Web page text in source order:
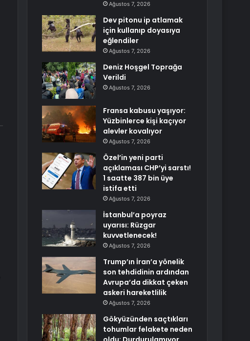
Ağustos 7, 2026
Dev pitonu ip atlamak
için kullanıp doyasıya
eğlendiler
Ağustos 7, 2026
Deniz Hoşgel Toprağa
Verildi
Ağustos 7, 2026
Fransa kabusu yaşıyor:
Yüzbinlerce kişi kaçıyor
alevler kovalıyor
Ağustos 7, 2026
Özel’in yeni parti
açıklaması CHP’yi sarstı!
1 saatte 387 bin üye
istifa etti
Ağustos 7, 2026
İstanbul’a poyraz
uyarısı: Rüzgar
kuvvetlenecek!
Ağustos 7, 2026
Trump’ın İran’a yönelik
son tehdidinin ardından
Avrupa’da dikkat çeken
askeri hareketlilik
Ağustos 7, 2026
Gökyüzünden saçtıkları
tohumlar felakete neden